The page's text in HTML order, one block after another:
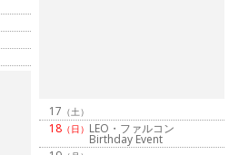
17 （土）
18 （日） LEO・ファルコン
Birthday Event